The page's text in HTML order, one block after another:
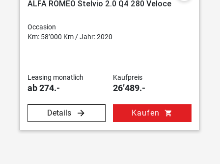
ALFA ROMEO Stelvio 2.0 Q4 280 Veloce
Occasion
Km: 58’000 Km / Jahr: 2020
Leasing monatlich
ab 274.-
Kaufpreis
26’489.-
Details Kaufen shopping_cart